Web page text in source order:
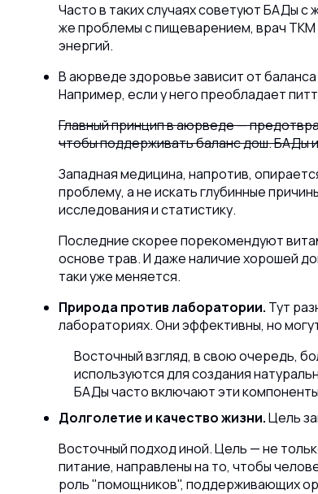
Часто в таких случаях советуют БАДы с
же проблемы с пищеварением, врач ТКМ
энергий.
В аюрведе здоровье зависит от
Например, если у него преобладает
Главный принцип в аюрведе —
чтобы поддерживать баланс дош. БАДы
Западная медицина, напротив,
проблему, а не искать глубинные
исследования и статистику.
Последние скорее порекомендуют
основе трав. И даже наличие хорошей
таки уже меняется.
Природа против лаборатории. Тут
лабораториях. Они эффективны, но
Восточный взгляд, в свою очередь,
используются для создания
БАДы часто включают эти
Долголетие и качество жизни.Цель
Восточный подход иной. Цель — не
питание, направлены на то, чтобы
роль "помощников", поддерживающих